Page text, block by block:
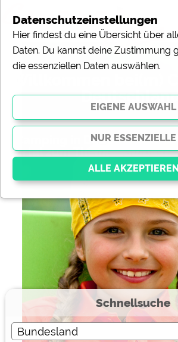
„Camping in Deutschland“
Portal zum Thema Camping,
Freizeit.
Schnellsuche
Datenschutzeinstellungen
Hier findest du eine Übersicht über
Daten. Du kannst deine Zustimmung
die essenziellen Daten auswählen.
Essenziell
Essenzielle Cookies ermöglichen grundlegende
Funktionen und sind für die einwandfreie
Website dringend erforderlich. Ohne diese Cookies
werden Teile der Websitenicht funktionieren.
Campingplätzen)
https://
Campingplatzvorschau (Vorschau